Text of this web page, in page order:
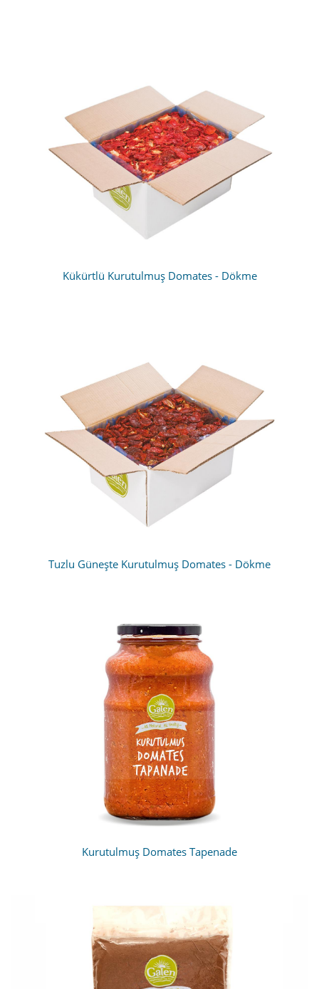
Kükürtlü Kurutulmuş Domates - Dökme
Tuzlu Güneşte Kurutulmuş Domates - Dökme
Kurutulmuş Domates Tapenade